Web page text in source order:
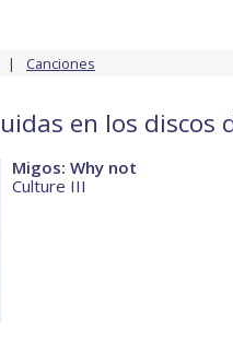
Canciones
en los discos
Migos: Why not
Culture III